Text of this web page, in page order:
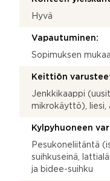
Hyvä
Vapautuminen:
Sopimuksen
Keittiön
Jenkkikaappi
mikrokäyttö), liesi,
Kylpyhuoneen
Pesukoneliitäntä
suihkuseinä,
ja bidee-suihku